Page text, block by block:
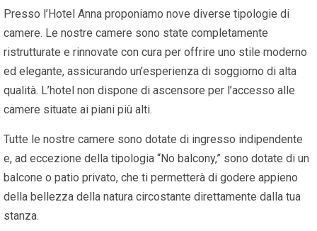
Presso l’Hotel Anna proponiamo nove diverse tipologie di
camere. Le nostre camere sono state completamente
ristrutturate e rinnovate con cura per offrire uno stile moderno
ed elegante, assicurando un’esperienza di soggiorno di alta
qualità. L’hotel non dispone di ascensore per l’accesso alle
camere situate ai piani più alti.
Tutte le nostre camere sono dotate di ingresso indipendente
e, ad eccezione della tipologia “No balcony,” sono dotate di un
balcone o patio privato, che ti permetterà di godere appieno
della bellezza della natura circostante direttamente dalla tua
stanza.